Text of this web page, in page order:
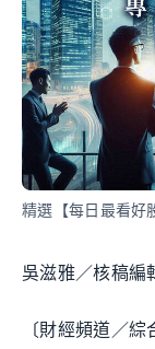
精選【每日最看好
吳滋雅／核稿編
〔財經頻道／